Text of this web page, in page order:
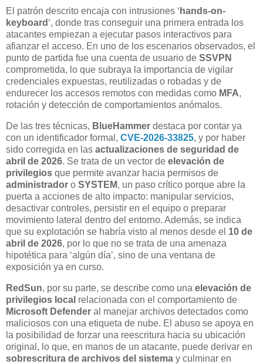
El patrón descrito encaja con intrusiones ‘ hands-on-
keyboard ‘, donde tras conseguir una primera entrada los
atacantes empiezan a ejecutar pasos interactivos para
afianzar el acceso. En uno de los escenarios observados, el
punto de partida fue una cuenta de usuario de SSVPN
comprometida, lo que subraya la importancia de vigilar
credenciales expuestas, reutilizadas o robadas y de
endurecer los accesos remotos con medidas como MFA,
rotación y detección de comportamientos anómalos.
De las tres técnicas, BlueHammer destaca por contar ya
con un identificador formal, CVE-2026-33825, y por haber
sido corregida en las actualizaciones de seguridad de
abril de 2026. Se trata de un vector de elevación de
privilegios que permite avanzar hacia permisos de
administrador o SYSTEM, un paso crítico porque abre la
puerta a acciones de alto impacto: manipular servicios,
desactivar controles, persistir en el equipo o preparar
movimiento lateral dentro del entorno. Además, se indica
que su explotación se habría visto al menos desde el 10 de
abril de 2026, por lo que no se trata de una amenaza
hipotética para ‘algún día’, sino de una ventana de
exposición ya en curso.
RedSun, por su parte, se describe como una elevación de
privilegios local relacionada con el comportamiento de
Microsoft Defender al manejar archivos detectados como
maliciosos con una etiqueta de nube. El abuso se apoya en
la posibilidad de forzar una reescritura hacia su ubicación
original, lo que, en manos de un atacante, puede derivar en
sobrescritura de archivos del sistema y culminar en